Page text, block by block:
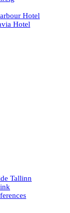
Hotel
Hotel
Tallinn